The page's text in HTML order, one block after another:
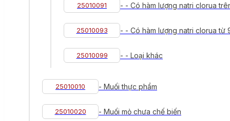
25010091 - - Có hàm lượng natri clorua
25010093 - - Có hàm lượng natri clorua từ
25010099 - - Loại khác
25010010 - Muối thực phẩm
25010020 - Muối mỏ chưa chế biến